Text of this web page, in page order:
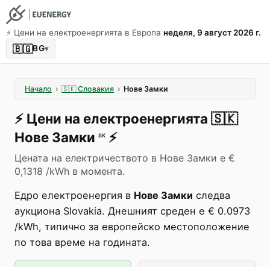
⚡️ Цени на електроенергията в Европа неделя, 9 август 2026 г.
🇧🇬BG▾
Начало › 🇸🇰 Словакия › Нове Замки
⚡️ Цени на електроенергията 🇸🇰
Нове Замки SK ⚡️
Цената на електричеството в Нове Замки е €
0,1318 /kWh в момента.
Едро електроенергия в Нове Замки следва
аукциона Slovakia. Днешният среден е € 0.0973
/kWh, типично за европейско местоположение
по това време на годината.